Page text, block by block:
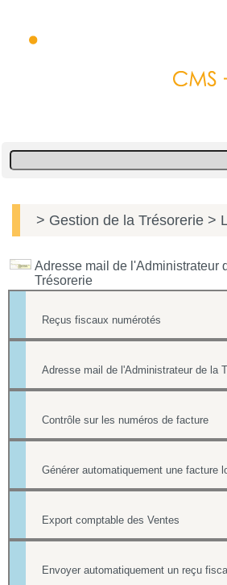
> Gestion de la Trésorerie >
Adresse mail de l'Administrateur
Trésorerie
Reçus fiscaux numérotés
Contrôle sur les numéros de facture
Export comptable des Ventes